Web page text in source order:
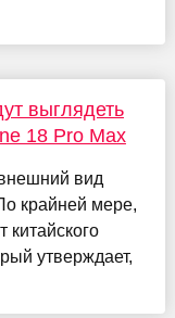
выглядеть
18 Pro Max
вид
крайней мере,
утверждает,